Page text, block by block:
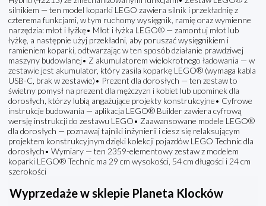
silnikiem — ten model koparki LEGO zawiera silnik i przekładnię z
czterema funkcjami, w tym ruchomy wysięgnik, ramię oraz wymienne
narzędzia: młot i łyżkę• Młot i łyżka LEGO® — zamontuj młot lub
łyżkę, a następnie użyj przekładni, aby poruszać wysięgnikiem i
ramieniem koparki, odtwarzając w ten sposób działanie prawdziwej
maszyny budowlanej• Z akumulatorem wielokrotnego ładowania — w
zestawie jest akumulator, który zasila koparkę LEGO® (wymaga kabla
USB-C, brak w zestawie)• Prezent dla dorosłych — ten zestaw to
świetny pomysł na prezent dla mężczyzn i kobiet lub upominek dla
dorosłych, którzy lubią angażujące projekty konstrukcyjne• Cyfrowe
instrukcje budowania — aplikacja LEGO® Builder zawiera cyfrową
wersję instrukcji do zestawu LEGO• Zaawansowane modele LEGO®
dla dorosłych — poznawaj tajniki inżynierii i ciesz się relaksującym
projektem konstrukcyjnym dzięki kolekcji pojazdów LEGO Technic dla
dorosłych• Wymiary — ten 2359-elementowy zestaw z modelem
koparki LEGO® Technic ma 29 cm wysokości, 54 cm długości i 24 cm
szerokości
Wyprzedaże w sklepie Planeta Klocków